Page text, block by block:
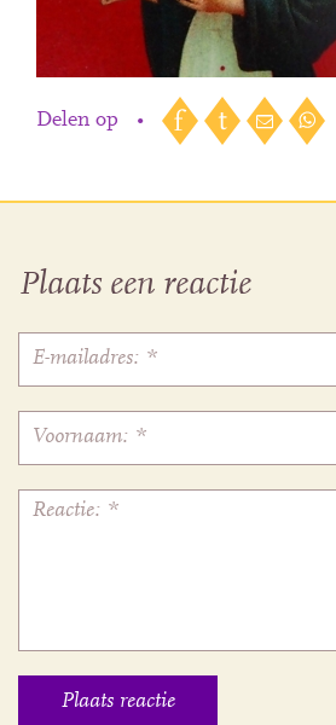
Delen op •
Plaats een reactie